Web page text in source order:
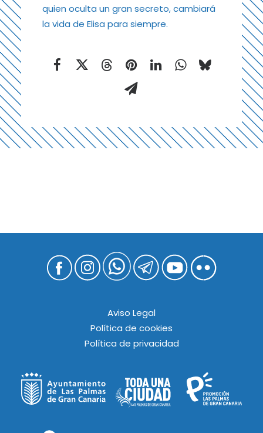
quien oculta un gran secreto, cambiará
la vida de Elisa para siempre.
Aviso Legal
Política de cookies
Política de privacidad